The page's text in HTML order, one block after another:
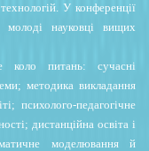
У конференції
науковці вищих
коло питань: сучасні
методика викладання
психолого-педагогічне
дистанційна освіта і
моделювання й